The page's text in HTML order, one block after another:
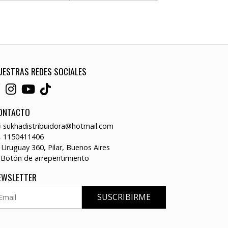
REDES SOCIALES
sukhadistribuidora@hotmail.com
1150411406
Uruguay 360, Pilar, Buenos Aires
Botón de arrepentimiento
SUSCRIBIRME